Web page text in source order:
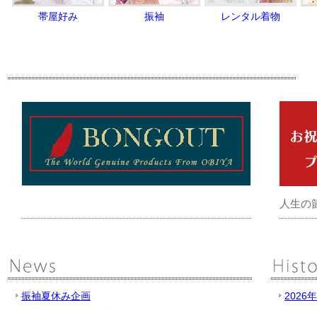
帯屋好み 振袖 レンタル着物
人生の
振袖夏休み企画
2026